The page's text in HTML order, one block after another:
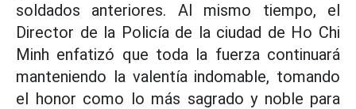
soldados anteriores. Al mismo tiempo, el
Director de la Policía de la ciudad de Ho Chi
Minh enfatizó que toda la fuerza continuará
manteniendo la valentía indomable, tomando
el honor como lo más sagrado y noble para